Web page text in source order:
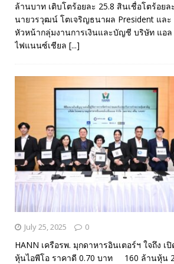
ล้านบาท เติบโตร้อยละ 25.8 สินเชื่อโตร้อยล
นายวรวุฒน์ โตเจริญธนาผล President และ
หัวหน้ากลุ่มงานการเงินและบัญชี บริษัท แอล
ไฟแนนซ์เชียล [...]
July 25, 2025 0
HANN เครือรพ. มุกดาหารอินเตอร์ฯ ใจถึง เปิ
หุ้นไอพีโอ ราคาดี 0.70 บาท 160 ล้านหุ้น